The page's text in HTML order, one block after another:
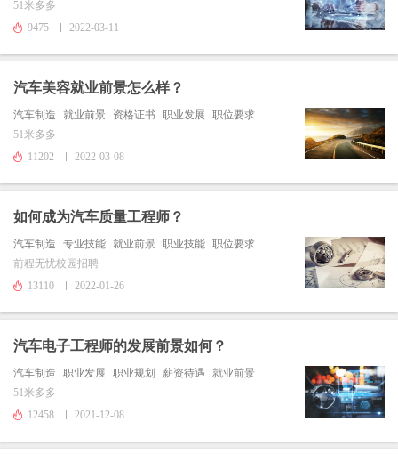
51米多多
9475
2022-03-11
汽车美容就业前景怎么样？
汽车制造 就业前景 资格证书 职业发展
职位要求
51米多多
11202
2022-03-08
如何成为汽车质量工程师？
汽车制造 专业技能 就业前景 职业技能 职位要求
前程无忧校园招聘
13110
2022-01-26
汽车电子工程师的发展前景如何？
汽车制造 职业发展 职业规划 薪资待遇
就业前景
51米多多
12458
2021-12-08